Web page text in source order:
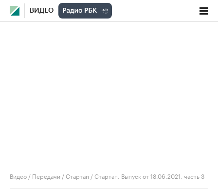
ВИДЕО
Видео / Передачи /Стартап /Стартап. Выпуск от 18.06.2021, часть 3